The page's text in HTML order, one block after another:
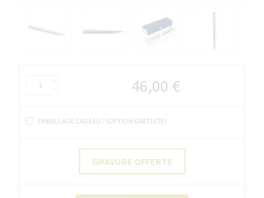
46,00 €
EMBALLAGE CADEAU ? (OPTION GRATUITE)
GRAVURE OFFERTE